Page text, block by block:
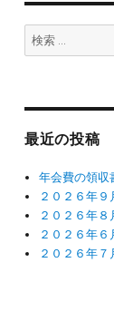
検
索:
最近の投稿
年会費の領収
２０２６年
２０２６年
２０２６年
２０２６年